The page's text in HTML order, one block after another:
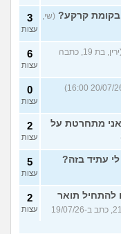
בקומת קרקע? (שי,
3
עצות
(ירין, בת 19, כתבה
6
עצות
0
עצות
מתחרטת על
2
עצות
5
עצות
תואר
(מדמח, בן 21, כתב ב-19/07/26
2
עצות